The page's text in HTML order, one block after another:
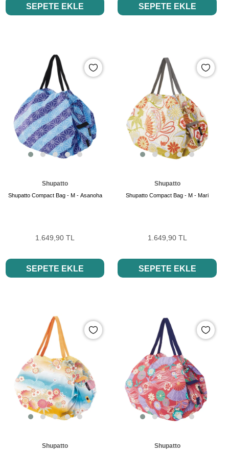
SEPETE EKLE SEPETE EKLE
Shupatto
Shupatto Compact Bag - M - Asanoha
1.649,90 TL
SEPETE EKLE
Shupatto
Shupatto Compact Bag - M - Mari
1.649,90 TL
SEPETE EKLE
Shupatto Shupatto